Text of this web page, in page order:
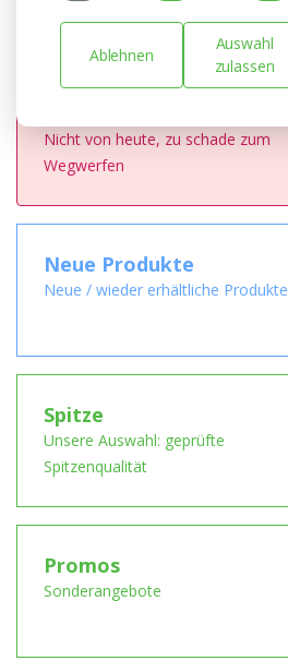
Nicht von heute, zu schade zum
Wegwerfen
Neue Produkte
Neue / wieder erhältliche Produkte
Spitze
Unsere Auswahl: geprüfte
Spitzenqualität
Promos
Sonderangebote
Ablehnen
Auswahl
zulassen